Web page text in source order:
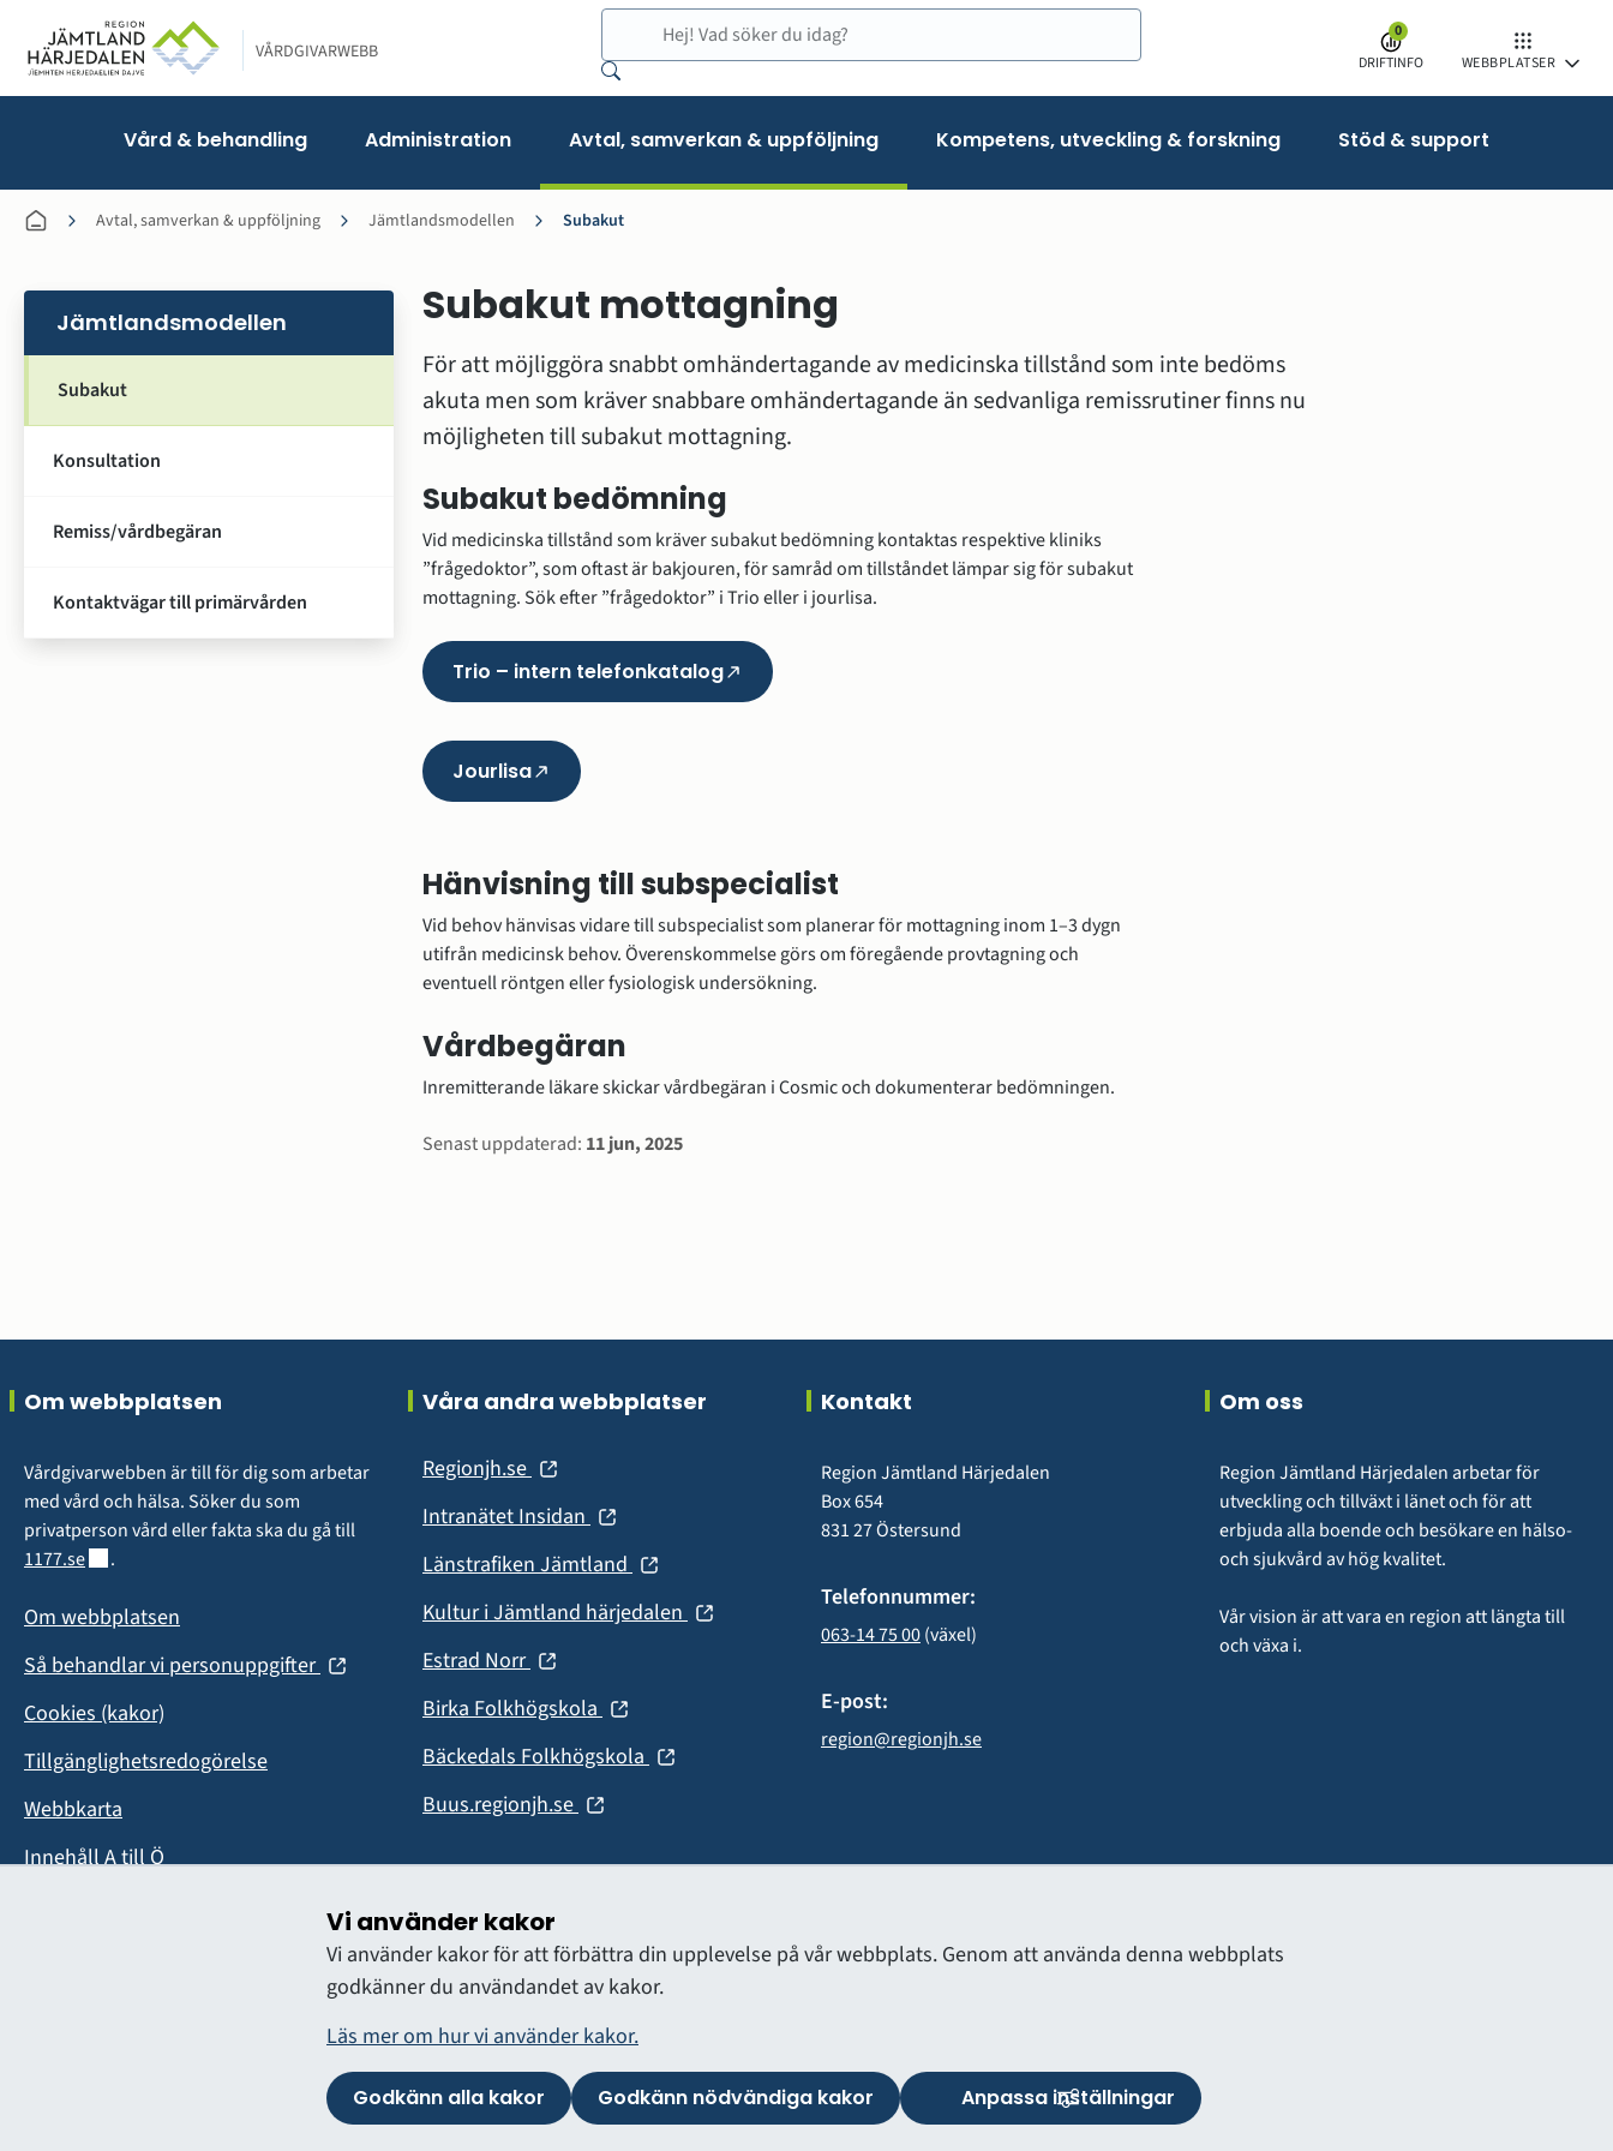
Vi använder kakor
Vi använder kakor för att förbättra din upplevelse på vår webbplats. Genom att använda denna webbplats
godkänner du användandet av kakor.
Läs mer om hur vi använder kakor.
Godkänn alla kakor Godkänn nödvändiga kakor Anpassa inställningar
VÅRDGIVARWEBB
0
DRIFTINFO
WEBBPLATSER
Vård & behandling Administration Avtal, samverkan & uppföljning Kompetens, utveckling & forskning Stöd & support
Avtal, samverkan & uppföljning Jämtlandsmodellen Subakut
Jämtlandsmodellen
Subakut
Konsultation
Remiss/vårdbegäran
Kontaktvägar till primärvården
Subakut mottagning
För att möjliggöra snabbt omhändertagande av medicinska tillstånd som inte bedöms
akuta men som kräver snabbare omhändertagande än sedvanliga remissrutiner finns nu
möjligheten till subakut mottagning.
Subakut bedömning
Vid medicinska tillstånd som kräver subakut bedömning kontaktas respektive kliniks
”frågedoktor”, som oftast är bakjouren, för samråd om tillståndet lämpar sig för subakut
mottagning. Sök efter ”frågedoktor” i Trio eller i jourlisa.
Trio – intern telefonkatalog
(Länk
nytt
fönster)
Jourlisa
(Länk
webbplats,
öppnas
i
nytt
fönster)
Hänvisning till subspecialist
Vid behov hänvisas vidare till subspecialist som planerar för mottagning inom 1–3 dygn
utifrån medicinsk behov. Överenskommelse görs om föregående provtagning och
eventuell röntgen eller fysiologisk undersökning.
Vårdbegäran
Inremitterande läkare skickar vårdbegäran i Cosmic och dokumenterar bedömningen.
Sidinformation
Senast uppdaterad: 11 jun, 2025
Sidfot
Om webbplatsen
Vårdgivarwebben är till för dig som arbetar
med vård och hälsa. Söker du som
1177.seLänk till annan webbplats.
.
Om webbplatsen
Så behandlar vi personuppgifter (öppnas
Cookies (kakor)
Tillgänglighetsredogörelse
Webbkarta
Innehåll A till Ö
Våra andra webbplatser
Regionjh.se (öppnas
nytt
fönster)
Intranätet Insidan (öppnas
nytt
fönster)
Länstrafiken Jämtland (öppnas
nytt
Kultur i Jämtland härjedalen (öppnas
Estrad Norr (öppnas
nytt
fönster)
Birka Folkhögskola (öppnas
nytt
fönster)
Bäckedals Folkhögskola (öppnas
Buus.regionjh.se (öppnas
nytt
Kontakt
Region Jämtland Härjedalen
Box 654
831 27 Östersund
Telefonnummer:
063-14 75 00 (växel)
E-post:
region@regionjh.se
Om oss
Region Jämtland Härjedalen arbetar för
utveckling och tillväxt i länet och för att
erbjuda alla boende och besökare en hälso-
och sjukvård av hög kvalitet.
Vår vision är att vara en region att längta till
och växa i.
VÅRDGIVARWEBB